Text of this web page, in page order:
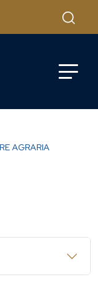
Cerca
AGRARIA